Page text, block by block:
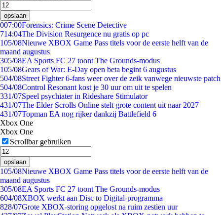
opslaan
007:00Forensics: Crime Scene Detective
714:04The Division Resurgence nu gratis op pc
105/08Nieuwe XBOX Game Pass titels voor de eerste helft van de
maand augustus
305/08EA Sports FC 27 toont The Grounds-modus
105/08Gears of War: E-Day open beta begint 6 augustus
504/08Street Fighter 6-fans weer over de zeik vanwege nieuwste patch
504/08Control Resonant kost je 30 uur om uit te spelen
331/07Speel psychiater in Rideshare Stimulator
431/07The Elder Scrolls Online stelt grote content uit naar 2027
431/07Topman EA nog rijker dankzij Battlefield 6
Xbox One
Xbox One
Scrollbar gebruiken
opslaan
105/08Nieuwe XBOX Game Pass titels voor de eerste helft van de
maand augustus
305/08EA Sports FC 27 toont The Grounds-modus
604/08XBOX werkt aan Disc to Digital-programma
828/07Grote XBOX-storing opgelost na ruim zestien uur